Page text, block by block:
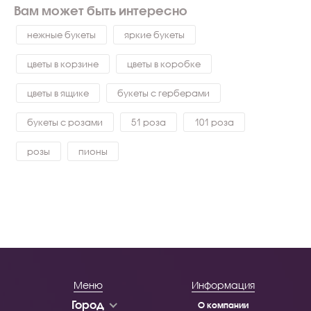
Вам может быть интересно
нежные букеты яркие букеты
цветы в корзине цветы в коробке
цветы в ящике букеты с герберами
букеты с розами 51 роза 101 роза
розы пионы
Меню
Город
Информация
О компании